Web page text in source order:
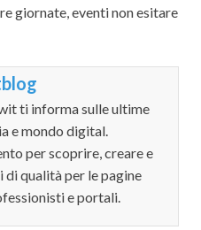
giornate, eventi non esitare
ti informa sulle ultime
e mondo digital.
per scoprire, creare e
qualità per le pagine
e portali.